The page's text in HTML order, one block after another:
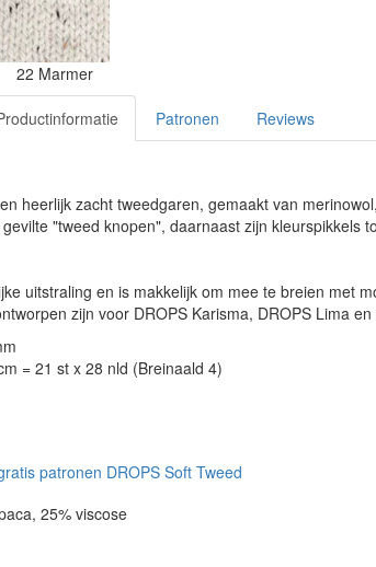
22 Marmer
Patronen Reviews
heerlijk zacht tweedgaren, gemaakt van
"tweed knopen", daarnaast zijn kleurspikkels
uitstraling en is makkelijk om mee te breien met
zijn voor DROPS Karisma, DROPS Lima
= 21 st x 28 nld (Breinaald 4)
patronen DROPS Soft Tweed
25% viscose